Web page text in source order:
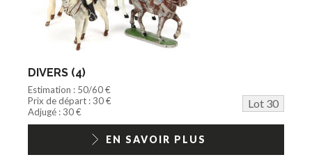
DIVERS (4)
Estimation : 50/60 €
Prix de départ : 30 €
Lot 30
Adjugé : 30 €
EN SAVOIR PLUS